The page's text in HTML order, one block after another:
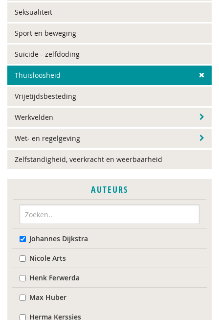
Seksualiteit
Sport en beweging
Suïcide - zelfdoding
Thuisloosheid
Vrijetijdsbesteding
Werkvelden
Wet- en regelgeving
Zelfstandigheid, veerkracht en weerbaarheid
AUTEURS
Johannes Dijkstra
Nicole Arts
Henk Ferwerda
Max Huber
Herma Kerssies